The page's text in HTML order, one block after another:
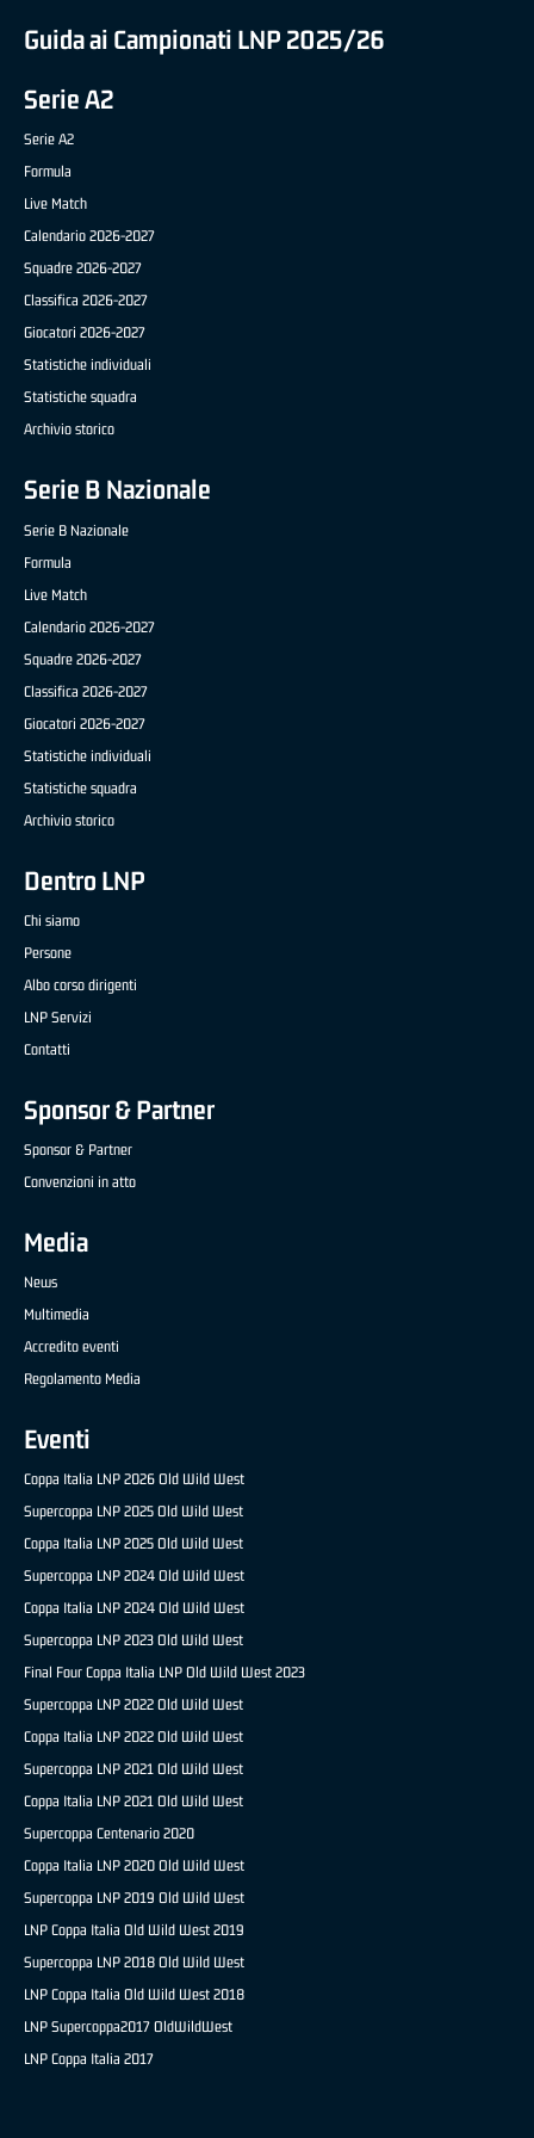
Guida ai Campionati LNP 2025/26
Serie A2
Serie A2
Formula
Live Match
Calendario 2026-2027
Squadre 2026-2027
Classifica 2026-2027
Giocatori 2026-2027
Statistiche individuali
Statistiche squadra
Archivio storico
Serie B Nazionale
Serie B Nazionale
Formula
Live Match
Calendario 2026-2027
Squadre 2026-2027
Classifica 2026-2027
Giocatori 2026-2027
Statistiche individuali
Statistiche squadra
Archivio storico
Dentro LNP
Chi siamo
Persone
Albo corso dirigenti
LNP Servizi
Contatti
Sponsor & Partner
Sponsor & Partner
Convenzioni in atto
Media
News
Multimedia
Accredito eventi
Regolamento Media
Eventi
Coppa Italia LNP 2026 Old Wild West
Supercoppa LNP 2025 Old Wild West
Coppa Italia LNP 2025 Old Wild West
Supercoppa LNP 2024 Old Wild West
Coppa Italia LNP 2024 Old Wild West
Supercoppa LNP 2023 Old Wild West
Final Four Coppa Italia LNP Old Wild West 2023
Supercoppa LNP 2022 Old Wild West
Coppa Italia LNP 2022 Old Wild West
Supercoppa LNP 2021 Old Wild West
Coppa Italia LNP 2021 Old Wild West
Supercoppa Centenario 2020
Coppa Italia LNP 2020 Old Wild West
Supercoppa LNP 2019 Old Wild West
LNP Coppa Italia Old Wild West 2019
Supercoppa LNP 2018 Old Wild West
LNP Coppa Italia Old Wild West 2018
LNP Supercoppa2017 OldWildWest
LNP Coppa Italia 2017